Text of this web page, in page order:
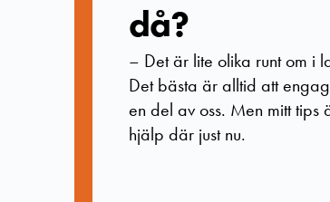
då?
– Det är lite olika runt om i
Det bästa är alltid att
en del av oss. Men mitt tips
hjälp där just nu.